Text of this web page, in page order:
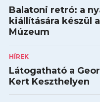
Balatoni retró: a
kiállítására készül
Múzeum
HÍREK
Látogatható a
Kert Keszthelyen